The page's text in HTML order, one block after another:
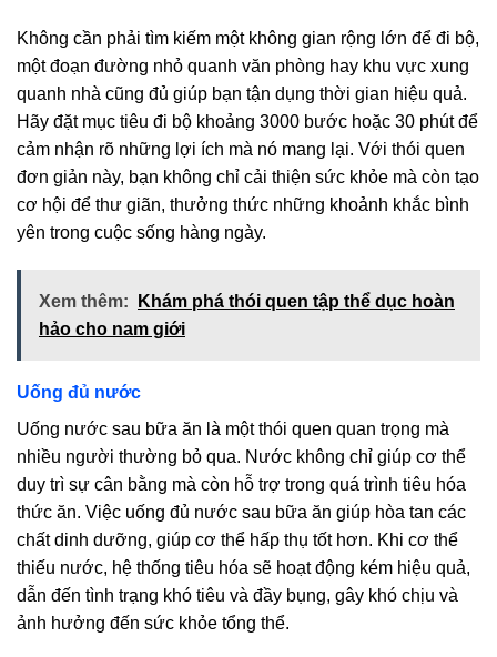
Không cần phải tìm kiếm một không gian rộng lớn để đi bộ,
một đoạn đường nhỏ quanh văn phòng hay khu vực xung
quanh nhà cũng đủ giúp bạn tận dụng thời gian hiệu quả.
Hãy đặt mục tiêu đi bộ khoảng 3000 bước hoặc 30 phút để
cảm nhận rõ những lợi ích mà nó mang lại. Với thói quen
đơn giản này, bạn không chỉ cải thiện sức khỏe mà còn tạo
cơ hội để thư giãn, thưởng thức những khoảnh khắc bình
yên trong cuộc sống hàng ngày.
Xem thêm:
Khám phá thói quen tập thể dục hoàn
hảo cho nam giới
Uống đủ nước
Uống nước sau bữa ăn là một thói quen quan trọng mà
nhiều người thường bỏ qua. Nước không chỉ giúp cơ thể
duy trì sự cân bằng mà còn hỗ trợ trong quá trình tiêu hóa
thức ăn. Việc uống đủ nước sau bữa ăn giúp hòa tan các
chất dinh dưỡng, giúp cơ thể hấp thụ tốt hơn. Khi cơ thể
thiếu nước, hệ thống tiêu hóa sẽ hoạt động kém hiệu quả,
dẫn đến tình trạng khó tiêu và đầy bụng, gây khó chịu và
ảnh hưởng đến sức khỏe tổng thể.